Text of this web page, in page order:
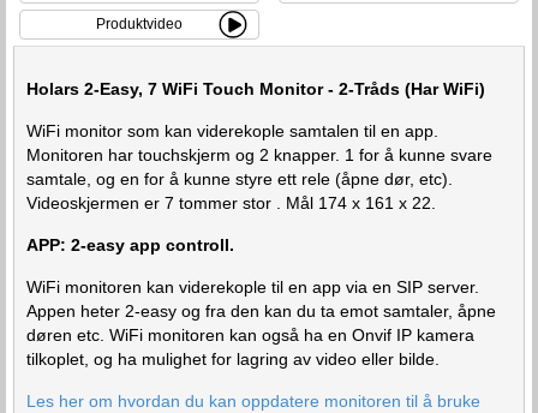
Produktvideo
Holars 2-Easy, 7 WiFi Touch Monitor - 2-Tråds (Har WiFi)
WiFi monitor som kan viderekople samtalen til en app.
Monitoren har touchskjerm og 2 knapper. 1 for å kunne svare
samtale, og en for å kunne styre ett rele (åpne dør, etc).
Videoskjermen er 7 tommer stor . Mål 174 x 161 x 22.
APP: 2-easy app controll.
WiFi monitoren kan viderekople til en app via en SIP server.
Appen heter 2-easy og fra den kan du ta emot samtaler, åpne
døren etc. WiFi monitoren kan også ha en Onvif IP kamera
tilkoplet, og ha mulighet for lagring av video eller bilde.
Les her om hvordan du kan oppdatere monitoren til å bruke